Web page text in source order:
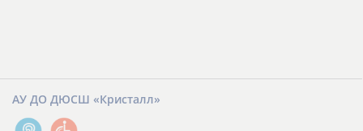
АУ ДО ДЮСШ «Кристалл»